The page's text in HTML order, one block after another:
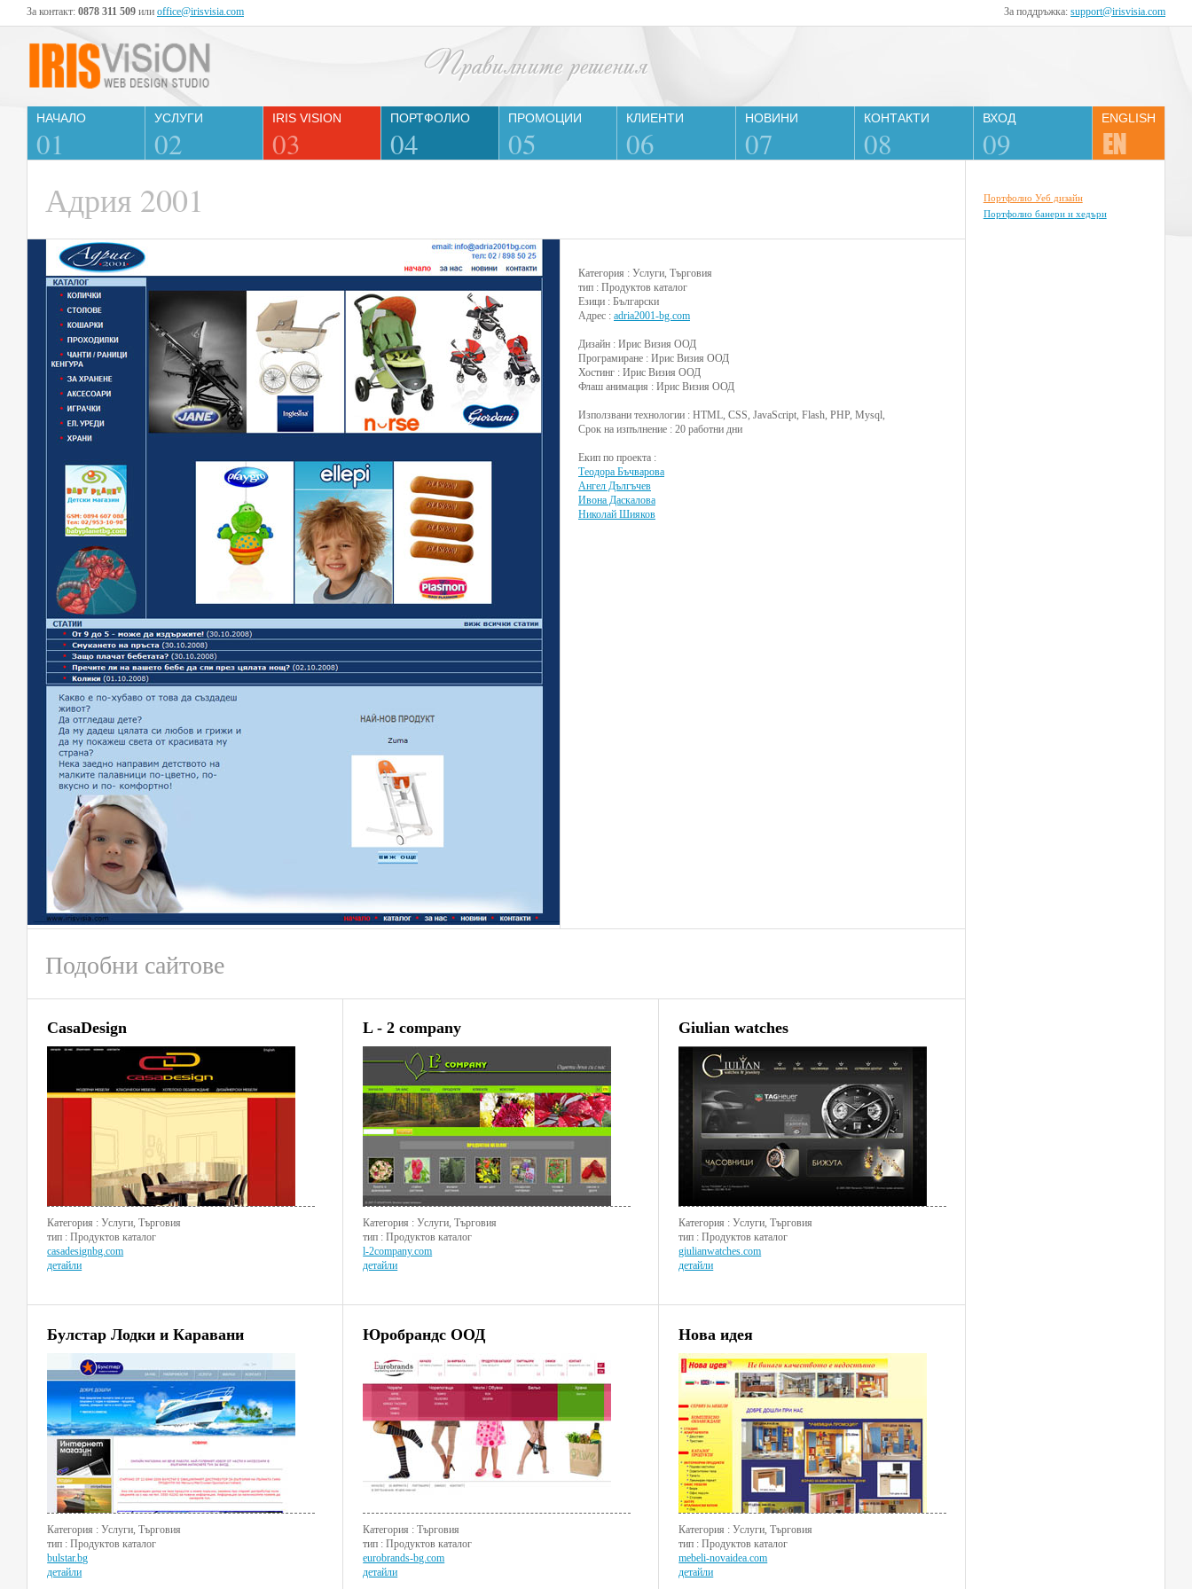
За контакт: 0878 311 509 или office@irisvisia.com За поддръжка: support@irisvisia.com
НАЧАЛО
01
УСЛУГИ
02
IRIS VISION
03
ПОРТФОЛИО
04
ПРОМОЦИИ
05
КЛИЕНТИ
06
НОВИНИ
07
КОНТАКТИ
08
ВХОД
09
ENGLISH
Адрия 2001
Категория : Услуги, Търговия
тип : Продуктов каталог
Езици : Български
Адрес : adria2001-bg.com
Дизайн : Ирис Визия ООД
Програмиране : Ирис Визия ООД
Хостинг : Ирис Визия ООД
Флаш анимация : Ирис Визия ООД
Използвани технологии : HTML, CSS, JavaScript, Flash, PHP, Mysql,
Срок на изпълнение : 20 работни дни
Екип по проекта :
Теодора Бъчварова
Ангел Дългъчев
Ивона Даскалова
Николай Шияков
Подобни сайтове
CasaDesign
Категория : Услуги, Търговия
тип : Продуктов каталог
casadesignbg.com
детайли
L - 2 company
Категория : Услуги, Търговия
тип : Продуктов каталог
l-2company.com
детайли
Giulian watches
Категория : Услуги, Търговия
тип : Продуктов каталог
giulianwatches.com
детайли
Булстар Лодки и Каравани
Категория : Услуги, Търговия
тип : Продуктов каталог
bulstar.bg
детайли
Юробрандс ООД
Категория : Търговия
тип : Продуктов каталог
eurobrands-bg.com
детайли
Нова идея
Категория : Услуги, Търговия
тип : Продуктов каталог
mebeli-novaidea.com
детайли
Портфолио Уеб дизайн
Портфолио банери и хедъри